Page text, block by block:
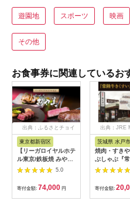
遊園地 スポーツ 映画
その他
お食事券に関連しているお
出典：ふるさとチョイ
ス
東京都新宿区
【リーガロイヤルホテ
ル東京/鉄板焼 みや
美】ランチペアお食事
券 鉄板焼 ステーキ ラ
ンチ ペア食事券 チケ
ット ギフト ホテル 記
念日 旅行 東京 新宿
5.0
寄付金額: 74,000 円
出典：JRE
茨城県 水戸市
焼肉・すき
ぶしゃぶ『常
すい』食事
分【お食事
ステーキ 焼
き ハンバー
水戸市 水戸
寄付金額: